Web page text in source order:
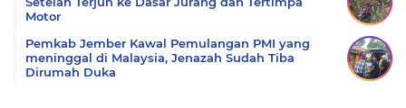
Motor
Pemkab Jember Kawal Pemulangan PMI yang
meninggal di Malaysia, Jenazah Sudah Tiba
Dirumah Duka